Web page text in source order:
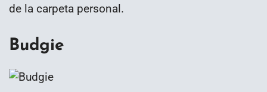
de la carpeta personal.
Budgie